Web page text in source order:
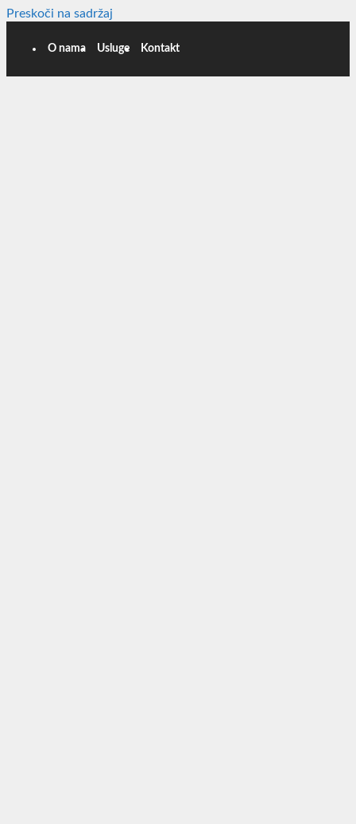
Preskoči na sadržaj
O nama Usluge Kontakt